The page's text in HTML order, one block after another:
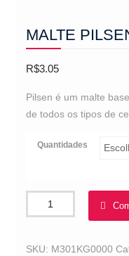
MALTE
R$3.05
Pilsen é um malte
de todos os tipos de
Quantidades
MALTE
PILSEN
3,5
SKU: M301KG0000